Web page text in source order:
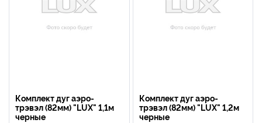
Комплект дуг аэро-
трэвэл (82мм) "LUX" 1,1м
черные
Комплект дуг аэро-
трэвэл (82мм) "LUX" 1,2м
черные